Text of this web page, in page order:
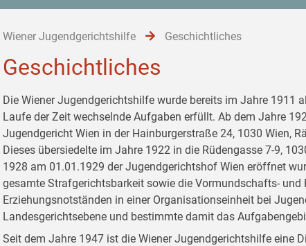
Wiener Jugendgerichtshilfe Geschichtliches
Geschichtliches
Die Wiener Jugendgerichtshilfe wurde bereits im Jahre 1911
Laufe der Zeit wechselnde Aufgaben erfüllt. Ab dem Jahre
Jugendgericht Wien in der Hainburgerstraße 24, 1030 Wien,
Dieses übersiedelte im Jahre 1922 in die Rüdengasse 7-9,
1928 am 01.01.1929 der Jugendgerichtshof Wien eröffnet
gesamte Strafgerichtsbarkeit sowie die Vormundschafts-
Erziehungsnotständen in einer Organisationseinheit bei
Landesgerichtsebene und bestimmte damit das
Seit dem Jahre 1947 ist die Wiener Jugendgerichtshilfe eine